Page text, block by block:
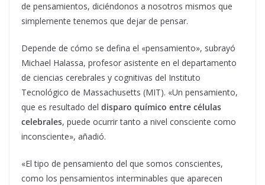
de pensamientos, diciéndonos a nosotros mismos que
simplemente tenemos que dejar de pensar.
Depende de cómo se defina el «pensamiento», subrayó
Michael Halassa, profesor asistente en el departamento
de ciencias cerebrales y cognitivas del Instituto
Tecnológico de Massachusetts (MIT). «Un pensamiento,
que es resultado del disparo químico entre células
celebrales, puede ocurrir tanto a nivel consciente como
inconsciente», añadió.
«El tipo de pensamiento del que somos conscientes,
como los pensamientos interminables que aparecen